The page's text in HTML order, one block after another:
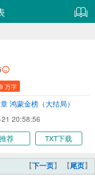
万字
鸿蒙金榜（大结局）
20:58:56
推荐 TXT下载
【下一页】 【尾页】